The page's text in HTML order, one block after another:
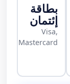
بطاقة
إئتمان
Visa,
Mastercard